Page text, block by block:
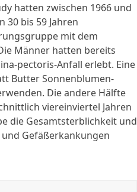
hatten zwischen 1966 und
30 bis 59 Jahren
mit dem
Männer hatten bereits
pectoris-Anfall erlebt. Eine
Butter Sonnenblumen-
Die andere Hälfte
viereinviertel Jahren
die Gesamtsterblichkeit und
Gefäßerkankungen